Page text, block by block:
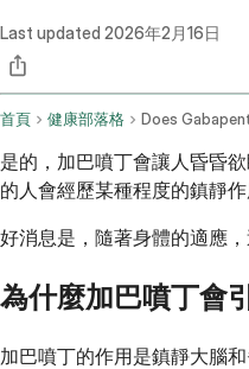
Last updated 2026年2月16日
首頁 健康部落格 Does
是的，加巴噴丁會讓人昏昏
的人會經歷某種程度的鎮靜作
好消息是，隨著身體的適應
為什麼加巴噴丁會
加巴噴丁的作用是鎮靜大腦